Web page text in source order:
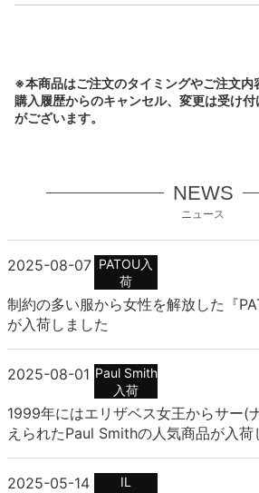
※本商品はご注文のタイミングやご注文内
購入履歴からのキャンセル、変更は受け
がございます。
NEWS
ニュース
2025-08-07 PATOU入
荷
制約の多い服から女性を解放した『
が入荷しました
2025-08-01 Paul Smith
入荷
1999年にはエリザベス女王からサー(
えられたPaul Smithの人気商品が入荷
2025-05-14
IL